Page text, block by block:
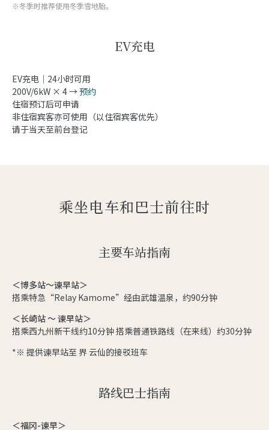
※冬季时推荐使用冬季雪地胎。
EV充电
EV充电｜24小时可用
200V/6kW × 4 →预约
住宿预订后可申请
非住宿宾客亦可使用（以住宿宾客优先）
请于当天至前台登记
乘坐电车和巴士前往时
主要车站指南
＜博多站～谏早站＞
搭乘特急“Relay Kamome”经由武雄温泉，约90分钟
＜长崎站 ～ 谏早站＞
搭乘西九州新干线约10分钟 搭乘普通铁路线（在来线）约30分钟
*※ 提供谏早站至 界 云仙的接驳班车
路线巴士指南
＜福冈-谏早＞